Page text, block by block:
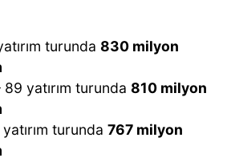
turunda 830 milyon
89 yatırım turunda 810 milyon
turunda 767 milyon